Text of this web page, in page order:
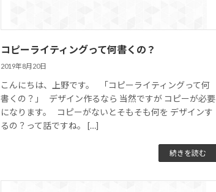
コピーライティングって何書くの？
2019年8月20日
こんにちは、上野です。 「コピーライティングって何
書くの？」 デザイン作るなら 当然ですが コピーが必要
になります。 コピーがないとそもそも何を デザインす
るの？って話ですね。 […]
続きを読む